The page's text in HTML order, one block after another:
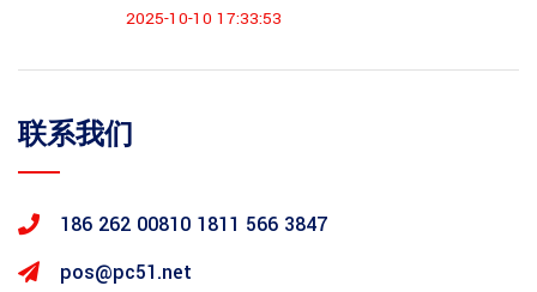
2025-10-10 17:33:53
联系我们
186 262 00810 1811 566 3847
pos@pc51.net